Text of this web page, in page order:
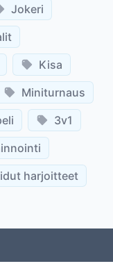
Jokeri
Kisa
Miniturnaus
3v1
harjoitteet